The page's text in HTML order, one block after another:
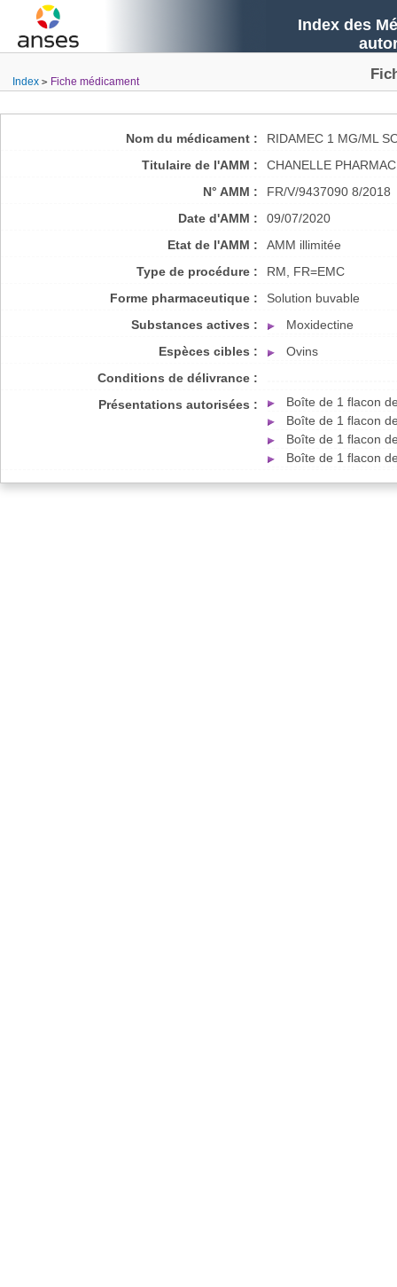
Index des
Index Fiche médicament
Nom du médicament :
RIDAMEC 1 MG/ML
Titulaire de l'AMM :
CHANELLE
N° AMM :
FR/V/9437090 8/2018
Date d'AMM :
09/07/2020
Etat de l'AMM :
AMM illimitée
Type de procédure :
RM, FR=EMC
Forme pharmaceutique :
Solution buvable
Substances actives :
Moxidectine
Espèces cibles :
Ovins
Conditions de délivrance :
Présentations autorisées :
Boîte de 1 flacon
Boîte de 1 flacon
Boîte de 1 flacon
Boîte de 1 flacon